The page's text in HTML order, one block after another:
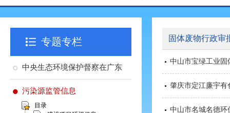
专题专栏
中央生态环境保护督察在广东
污染源监管信息
目录
固体废物行政审
中山市宝绿工业固
肇庆市定江廉宇有
中山市名城名德环